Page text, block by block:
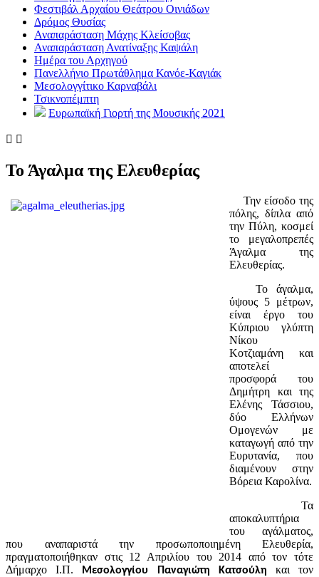
Φεστιβάλ Αρχαίου Θεάτρου Οινιάδων
Δρόμος Θυσίας
Αναπαράσταση Μάχης Κλείσοβας
Αναπαράσταση Ανατίναξης Καψάλη
Ημέρα του Αρχηγού
Πανελλήνιο Πρωτάθλημα Κανόε-Καγιάκ
Μεσολογγίτικο Καρναβάλι
Τσικνοπέμπτη
Ευρωπαϊκή Γιορτή της Μουσικής 2021
 
Το Άγαλμα της Ελευθερίας
Την είσοδο της
πόλης, δίπλα από
την Πύλη, κοσμεί
το μεγαλοπρεπές
Άγαλμα της
Ελευθερίας.
Το άγαλμα,
ύψους 5 μέτρων,
είναι έργο του
Κύπριου γλύπτη
Νίκου
Κοτζιαμάνη και
αποτελεί
προσφορά του
Δημήτρη και της
Ελένης Τάσσιου,
δύο Ελλήνων
Ομογενών με
καταγωγή από την
Ευρυτανία, που
διαμένουν στην
Βόρεια Καρολίνα.
Τα
αποκαλυπτήρια
του αγάλματος,
που αναπαριστά την προσωποποιημένη Ελευθερία,
πραγματοποιήθηκαν στις 12 Απριλίου του 2014 από τον τότε
Δήμαρχο Ι.Π.
Μεσολογγίου Παναγιώτη Κατσούλη και τον